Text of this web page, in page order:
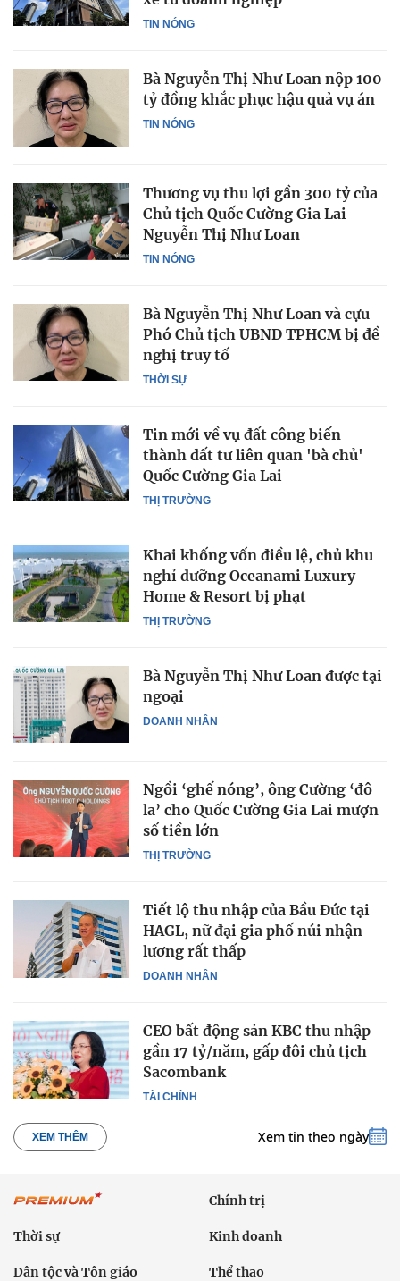
TIN NÓNG
TIN NÓNG
Bà Nguyễn Thị Như Loan nộp 100
tỷ đồng khắc phục hậu quả vụ án
TIN NÓNG
Thương vụ thu lợi gần 300 tỷ của
Chủ tịch Quốc Cường Gia Lai
Nguyễn Thị Như Loan
THỜI SỰ
Bà Nguyễn Thị Như Loan và cựu
Phó Chủ tịch UBND TPHCM bị đề
nghị truy tố
THỊ TRƯỜNG
Tin mới về vụ đất công biến
thành đất tư liên quan 'bà chủ'
Quốc Cường Gia Lai
THỊ TRƯỜNG
Khai khống vốn điều lệ, chủ khu
nghỉ dưỡng Oceanami Luxury
Home & Resort bị phạt
DOANH NHÂN
Bà Nguyễn Thị Như Loan được tại
ngoại
THỊ TRƯỜNG
Ngồi ‘ghế nóng’, ông Cường ‘đô
la’ cho Quốc Cường Gia Lai mượn
số tiền lớn
DOANH NHÂN
Tiết lộ thu nhập của Bầu Đức tại
HAGL, nữ đại gia phố núi nhận
lương rất thấp
TÀI CHÍNH
CEO bất động sản KBC thu nhập
gần 17 tỷ/năm, gấp đôi chủ tịch
Sacombank
XEM THÊM Xem tin theo ngày
Chính trị
Thời sự Kinh doanh
Dân tộc và Tôn giáo Thể thao